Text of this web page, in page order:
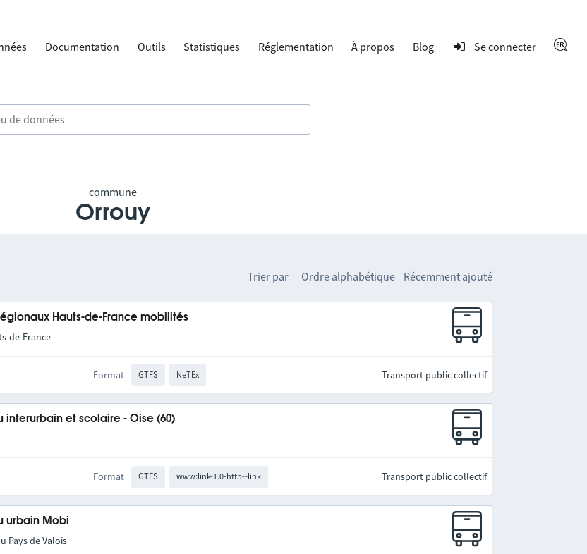
Documentation Outils Statistiques Réglementation À propos Blog Se connecter
commune
Orrouy
Trier par Ordre alphabétique Récemment ajouté
régionaux Hauts-de-France mobilités
de-France
Format GTFS NeTEx Transport public collectif
interurbain et scolaire - Oise (60)
Format GTFS www:link-1.0-http--link Transport public collectif
urbain Mobi
Pays de Valois